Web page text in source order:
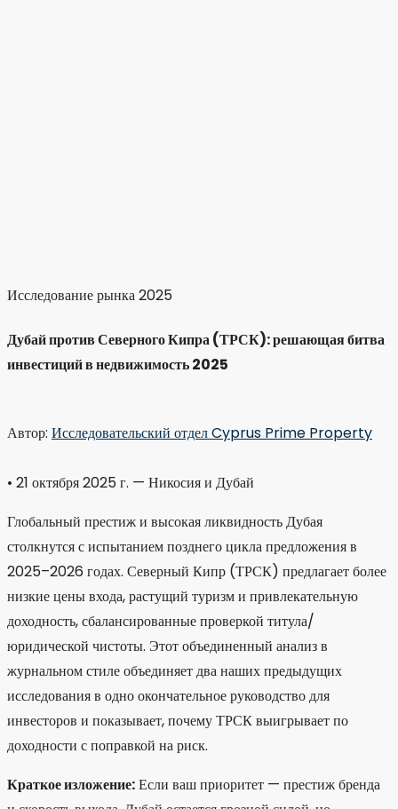
Исследование рынка 2025
Дубай против Северного Кипра (ТРСК): решающая битва
инвестиций в недвижимость 2025
Автор: Исследовательский отдел Cyprus Prime Property
• 21 октября 2025 г. — Никосия и Дубай
Глобальный престиж и высокая ликвидность Дубая
столкнутся с испытанием позднего цикла предложения в
2025–2026 годах. Северный Кипр (ТРСК) предлагает более
низкие цены входа, растущий туризм и привлекательную
доходность, сбалансированные проверкой титула/
юридической чистоты. Этот объединенный анализ в
журнальном стиле объединяет два наших предыдущих
исследования в одно окончательное руководство для
инвесторов и показывает, почему ТРСК выигрывает по
доходности с поправкой на риск.
Краткое изложение:Если ваш приоритет — престиж бренда